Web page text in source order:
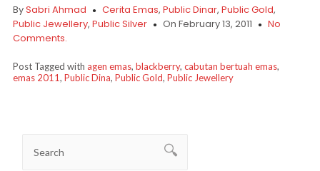
BySabri Ahmad Cerita Emas, Public Dinar, Public Gold,
Public Jewellery, Public Silver On February 13, 2011
No
Comments.
Post Tagged with agen emas, blackberry, cabutan bertuah emas,
emas 2011, Public Dina, Public Gold, Public Jewellery